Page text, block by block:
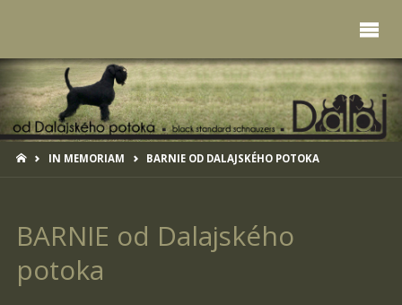
HOMEIN MEMORIAM BARNIE OD DALAJSKÉHO POTOKA
BARNIE od Dalajského
potoka